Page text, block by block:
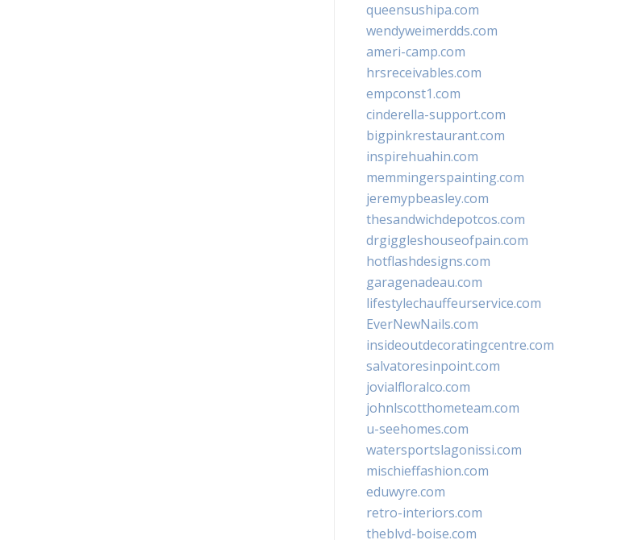
queensushipa.com
wendyweimerdds.com
ameri-camp.com
hrsreceivables.com
empconst1.com
cinderella-support.com
bigpinkrestaurant.com
inspirehuahin.com
memmingerspainting.com
jeremypbeasley.com
thesandwichdepotcos.com
drgiggleshouseofpain.com
hotflashdesigns.com
garagenadeau.com
lifestylechauffeurservice.com
EverNewNails.com
insideoutdecoratingcentre.com
salvatoresinpoint.com
jovialfloralco.com
johnlscotthometeam.com
u-seehomes.com
watersportslagonissi.com
mischieffashion.com
eduwyre.com
retro-interiors.com
theblvd-boise.com